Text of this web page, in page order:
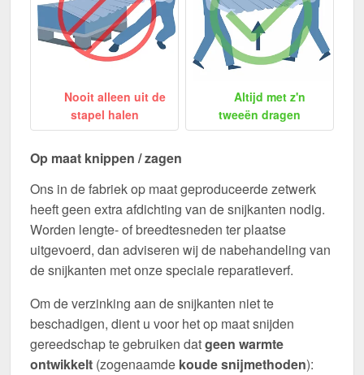
Nooit alleen uit de
stapel halen
Altijd met z'n
tweeën dragen
Op maat knippen / zagen
Ons in de fabriek op maat geproduceerde zetwerk
heeft geen extra afdichting van de snijkanten nodig.
Worden lengte- of breedtesneden ter plaatse
uitgevoerd, dan adviseren wij de nabehandeling van
de snijkanten met onze speciale reparatieverf.
Om de verzinking aan de snijkanten niet te
beschadigen, dient u voor het op maat snijden
gereedschap te gebruiken datgeen warmte
ontwikkelt (zogenaamde koude snijmethoden):